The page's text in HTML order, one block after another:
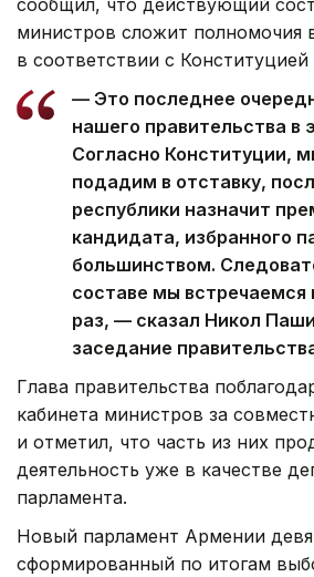
сообщил, что действующий
министров сложит полномочия
в соответствии с Конституцией
— Это последнее
нашего правительства в
Согласно Конституции,
подадим в отставку,
республики назначит
кандидата, избранного
большинством.
составе мы встречаемся
раз, — сказал Никол
заседание
Глава правительства
кабинета министров за
и отметил, что часть из них
деятельность уже в качестве
парламента.
Новый парламент Армении
сформированный по итогам